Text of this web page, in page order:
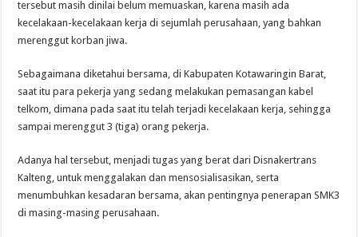
tersebut masih dinilai belum memuaskan, karena masih ada
kecelakaan-kecelakaan kerja di sejumlah perusahaan, yang bahkan
merenggut korban jiwa.
Sebagaimana diketahui bersama, di Kabupaten Kotawaringin Barat,
saat itu para pekerja yang sedang melakukan pemasangan kabel
telkom, dimana pada saat itu telah terjadi kecelakaan kerja, sehingga
sampai merenggut 3 (tiga) orang pekerja.
Adanya hal tersebut, menjadi tugas yang berat dari Disnakertrans
Kalteng, untuk menggalakan dan mensosialisasikan, serta
menumbuhkan kesadaran bersama, akan pentingnya penerapan SMK3
di masing-masing perusahaan.